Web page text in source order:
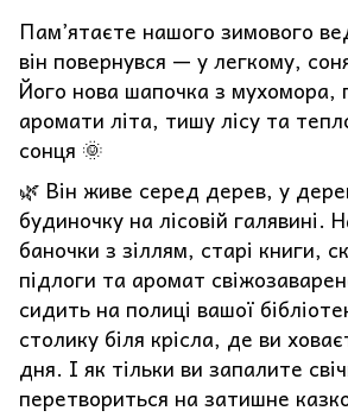
Пам’ятаєте нашого зимового
він повернувся — у легкому,
Його нова шапочка з мухомора,
аромати літа, тишу лісу та
сонця 🌞
🌿 Він живе серед дерев, у
будиночку на лісовій галявині.
баночки з зіллям, старі книги,
підлоги та аромат
сидить на полиці вашої
столику біля крісла, де ви
дня. І як тільки ви запалите
перетвориться на затишне